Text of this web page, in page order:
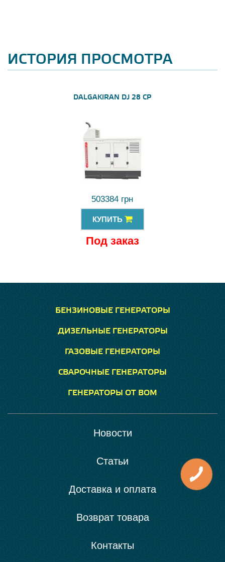
ИСТОРИЯ ПРОСМОТРА
DALGAKIRAN DJ 28 CP
503384 грн
КУПИТЬ
Под заказ
БЕНЗИНОВЫЕ ГЕНЕРАТОРЫ
ДИЗЕЛЬНЫЕ ГЕНЕРАТОРЫ
ГАЗОВЫЕ ГЕНЕРАТОРЫ
СВАРОЧНЫЕ ГЕНЕРАТОРЫ
ГЕНЕРАТОРЫ ОТ ВОМ
Новости
Статьи
Доставка и оплата
Возврат товара
Контакты